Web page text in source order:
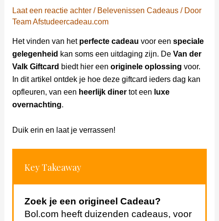
Laat een reactie achter / Belevenissen Cadeaus/ Door
Team Afstudeercadeau.com
Het vinden van het perfecte cadeau voor een speciale
gelegenheid kan soms een uitdaging zijn. De Van der
Valk Giftcard biedt hier een originele oplossing voor.
In dit artikel ontdek je hoe deze giftcard ieders dag kan
opfleuren, van een heerlijk dinertot een luxe
overnachting.
Duik erin en laat je verrassen!
Key Takeaway
Zoek je een origineel Cadeau?
Bol.com heeft duizenden cadeaus, voor